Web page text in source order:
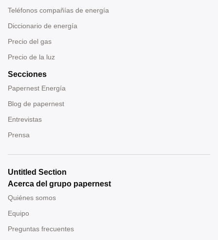
Teléfonos compañías de energía
Diccionario de energía
Precio del gas
Precio de la luz
Secciones
Papernest Energía
Blog de papernest
Entrevistas
Prensa
Untitled Section
Acerca del grupo papernest
Quiénes somos
Equipo
Preguntas frecuentes